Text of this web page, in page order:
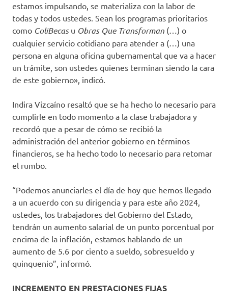
estamos impulsando, se materializa con la labor de
todas y todos ustedes. Sean los programas prioritarios
como ColiBecas u Obras Que Transforman (…) o
cualquier servicio cotidiano para atender a (…) una
persona en alguna oficina gubernamental que va a hacer
un trámite, son ustedes quienes terminan siendo la cara
de este gobierno», indicó.
Indira Vizcaíno resaltó que se ha hecho lo necesario para
cumplirle en todo momento a la clase trabajadora y
recordó que a pesar de cómo se recibió la
administración del anterior gobierno en términos
financieros, se ha hecho todo lo necesario para retomar
el rumbo.
“Podemos anunciarles el día de hoy que hemos llegado
a un acuerdo con su dirigencia y para este año 2024,
ustedes, los trabajadores del Gobierno del Estado,
tendrán un aumento salarial de un punto porcentual por
encima de la inflación, estamos hablando de un
aumento de 5.6 por ciento a sueldo, sobresueldo y
quinquenio”, informó.
INCREMENTO EN PRESTACIONES FIJAS